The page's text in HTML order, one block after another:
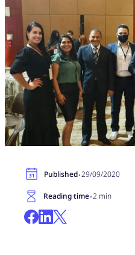
Published·29/09/2020
Reading time·2 min